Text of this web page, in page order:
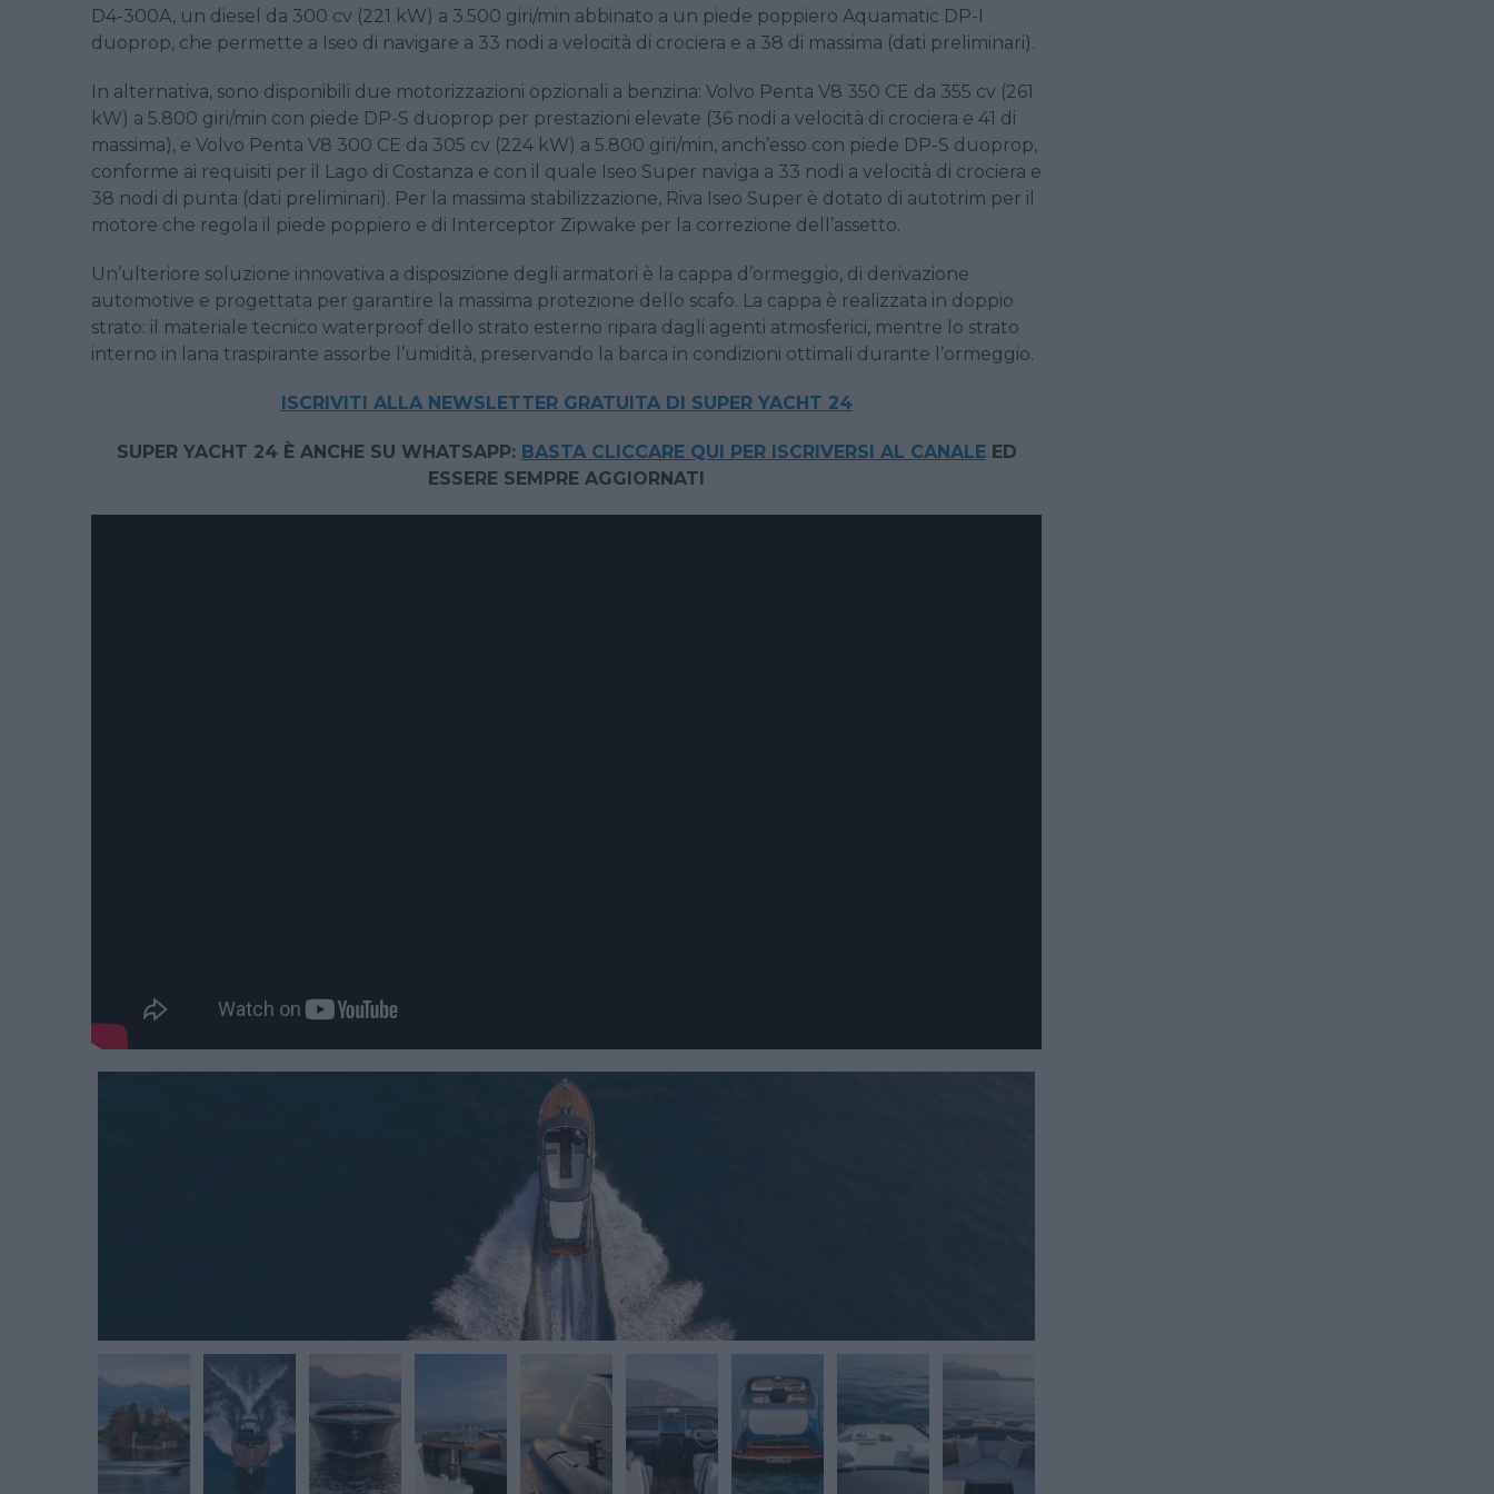
D4-300A, un diesel da 300 cv (221 kW) a 3.500 giri/min abbinato a un piede poppiero Aquamatic DP-I
duoprop, che permette a Iseo di navigare a 33 nodi a velocità di crociera e a 38 di massima (dati preliminari).
In alternativa, sono disponibili due motorizzazioni opzionali a benzina: Volvo Penta V8 350 CE da 355 cv (261
kW) a 5.800 giri/min con piede DP-S duoprop per prestazioni elevate (36 nodi a velocità di crociera e 41 di
massima), e Volvo Penta V8 300 CE da 305 cv (224 kW) a 5.800 giri/min, anch’esso con piede DP-S duoprop,
conforme ai requisiti per il Lago di Costanza e con il quale Iseo Super naviga a 33 nodi a velocità di crociera e
38 nodi di punta (dati preliminari). Per la massima stabilizzazione, Riva Iseo Super è dotato di autotrim per il
motore che regola il piede poppiero e di Interceptor Zipwake per la correzione dell’assetto.
Un’ulteriore soluzione innovativa a disposizione degli armatori è la cappa d’ormeggio, di derivazione
automotive e progettata per garantire la massima protezione dello scafo. La cappa è realizzata in doppio
strato: il materiale tecnico waterproof dello strato esterno ripara dagli agenti atmosferici, mentre lo strato
interno in lana traspirante assorbe l’umidità, preservando la barca in condizioni ottimali durante l’ormeggio.
ISCRIVITI ALLA NEWSLETTER GRATUITA DI SUPER YACHT 24
SUPER YACHT 24 È ANCHE SU WHATSAPP: BASTA CLICCARE QUI PER ISCRIVERSI AL CANALEED
ESSERE SEMPRE AGGIORNATI